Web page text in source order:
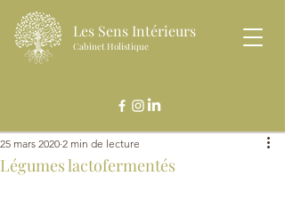
Les Sens Intérieurs
Cabinet Holistique
Légumes lactofermentés
25 mars 2020 2 min de lecture